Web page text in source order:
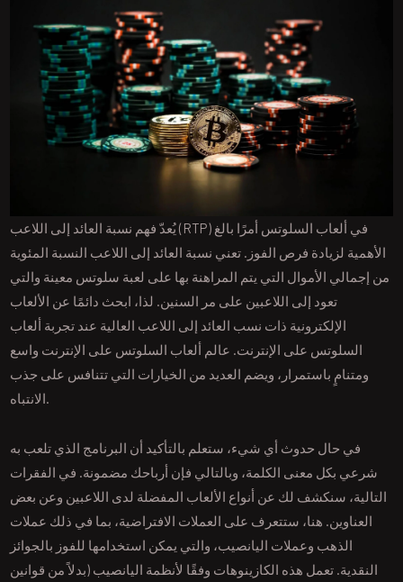
يُعدّ فهم نسبة العائد إلى اللاعب (RTP) في ألعاب السلوتس أمرًا بالغ
الأهمية لزيادة فرص الفوز. تعني نسبة العائد إلى اللاعب النسبة المئوية
من إجمالي الأموال التي يتم المراهنة بها على لعبة سلوتس معينة والتي
تعود إلى اللاعبين على مر السنين. لذا، ابحث دائمًا عن الألعاب
الإلكترونية ذات نسب العائد إلى اللاعب العالية عند تجربة ألعاب
السلوتس على الإنترنت. عالم ألعاب السلوتس على الإنترنت واسع
ومتنامٍ باستمرار، ويضم العديد من الخيارات التي تتنافس على جذب
الانتباه.
في حال حدوث أي شيء، ستعلم بالتأكيد أن البرنامج الذي تلعب به
شرعي بكل معنى الكلمة، وبالتالي فإن أرباحك مضمونة. في الفقرات
التالية، سنكشف لك عن أنواع الألعاب المفضلة لدى اللاعبين وعن بعض
العناوين. هنا، ستتعرف على العملات الافتراضية، بما في ذلك عملات
الذهب وعملات اليانصيب، والتي يمكن استخدامها للفوز بالجوائز
النقدية. تعمل هذه الكازينوهات وفقًا لأنظمة اليانصيب (بدلاً من قوانين